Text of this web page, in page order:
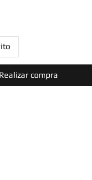
Realizar compra